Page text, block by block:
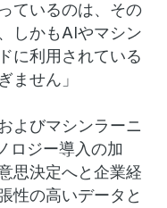
ているのは、その
しかもAIやマシン
に利用されている
ません」
よびマシンラーニ
ロジー導入の加
思決定へと企業経
性の高いデータと